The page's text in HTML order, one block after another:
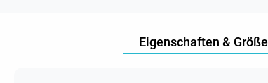
Eigenschaften & Größe